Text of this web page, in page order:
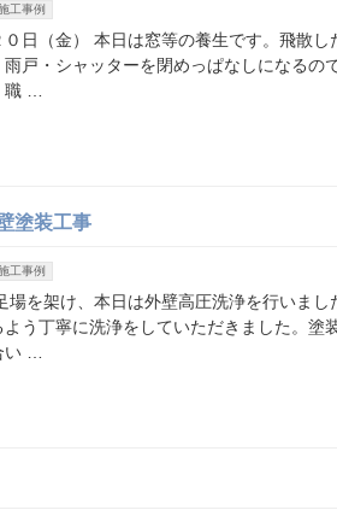
工事例
（金） 本日は窓等の養生です。飛散し
戸・シャッターを閉めっぱなしになるの
…
塗装工事
工事例
を架け、本日は外壁高圧洗浄を行いまし
う丁寧に洗浄をしていただきました。塗
…